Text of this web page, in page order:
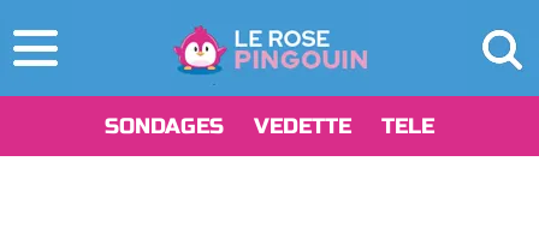
SONDAGES VEDETTE TELE